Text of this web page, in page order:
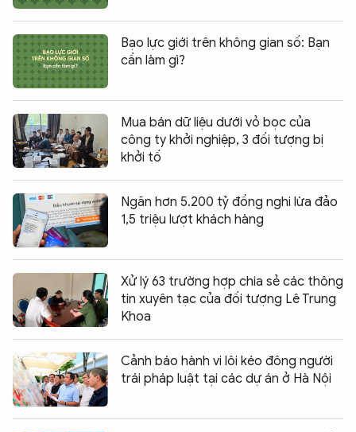
Bạo lực giới trên không gian số: Bạn
cần làm gì?
Mua bán dữ liệu dưới vỏ bọc của
công ty khởi nghiệp, 3 đối tượng bị
khởi tố
Ngăn hơn 5.200 tỷ đồng nghi lừa đảo
1,5 triệu lượt khách hàng
Xử lý 63 trường hợp chia sẻ các thông
tin xuyên tạc của đối tượng Lê Trung
Khoa
Cảnh báo hành vi lôi kéo đông người
trái pháp luật tại các dự án ở Hà Nội